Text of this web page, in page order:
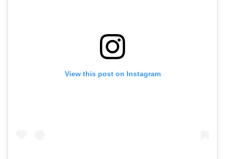
View this post on Instagram